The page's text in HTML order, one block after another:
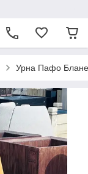
Урна Пафо